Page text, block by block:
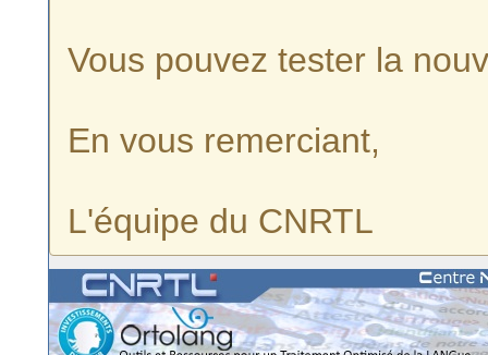
Vous pouvez tester la
En vous remerciant,
L'équipe du CNRTL